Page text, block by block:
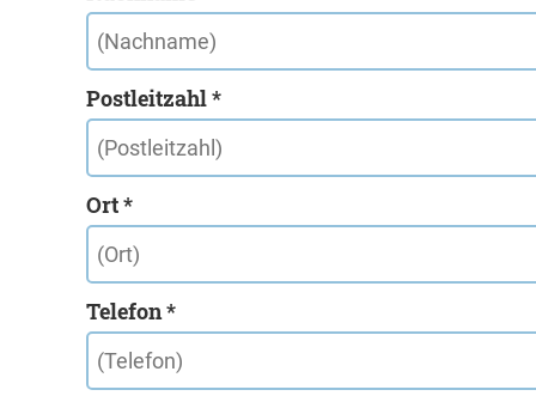
Postleitzahl *
Ort *
Telefon *